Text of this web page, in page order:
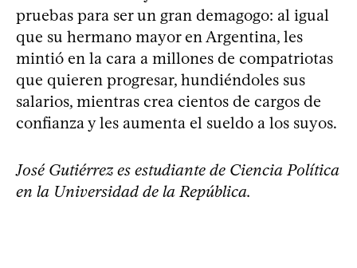
pruebas para ser un gran demagogo: al igual
que su hermano mayor en Argentina, les
mintió en la cara a millones de compatriotas
que quieren progresar, hundiéndoles sus
salarios, mientras crea cientos de cargos de
confianza y les aumenta el sueldo a los suyos.
José Gutiérrez es estudiante de Ciencia Política
en la Universidad de la República.